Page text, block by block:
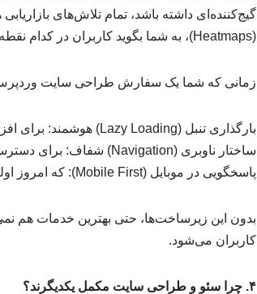
گیج‌کننده‌ای داشته باشد، تمام تلاش‌های
(Heatmaps)، به شما بگوید کاربران در کدام نقطه از سایت شما دچار سردرگمی می‌شوند.
زمانی که شما یک سفارش طراحی سایت وردپرس
بارگذاری تنبل (Lazy Loading) هوشمند: برای افزایش سرعت چشم‌گیر.
ساختار ناوبری (Navigation) شفاف: برای دسترسی سریع به محصولات.
پاسخگویی در موبایل (Mobile First): که امروز اولویت اول گوگل است.
بدون این زیرساخت‌ها، حتی بهترین خدمات هم
کاربران می‌شود.
۴. چرا سئو و طراحی سایت مکمل یکدیگرند؟